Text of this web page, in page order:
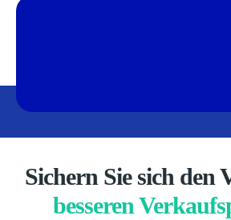
Sichern Sie sich den
besseren